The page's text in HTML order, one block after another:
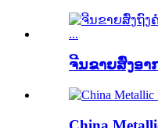
ຈີນຂາຍສົ່ງອາ